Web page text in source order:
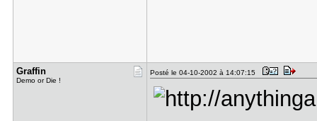
Graffin
Demo or Die !
Posté le 04-10-2002 à 14:07:15